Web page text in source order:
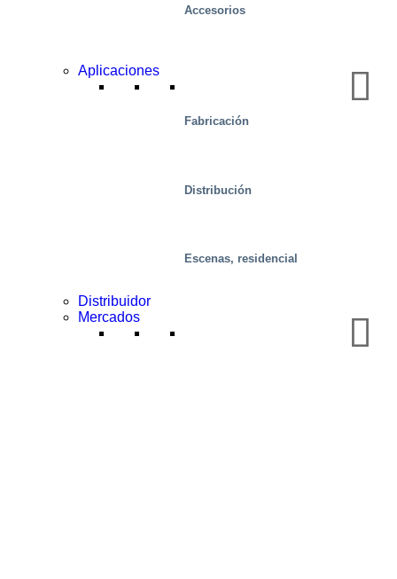
Alimento
Accesorios
Aplicaciones
Fabricación
Distribución
Escenas, residencial
Distribuidor
Mercados